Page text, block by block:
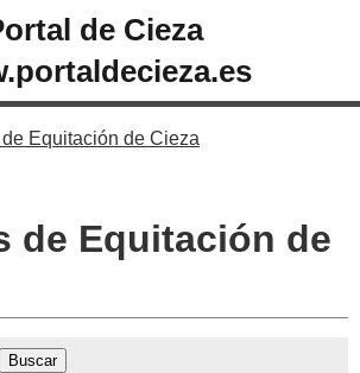
de Cieza
Equitación de Cieza
de Equitación de